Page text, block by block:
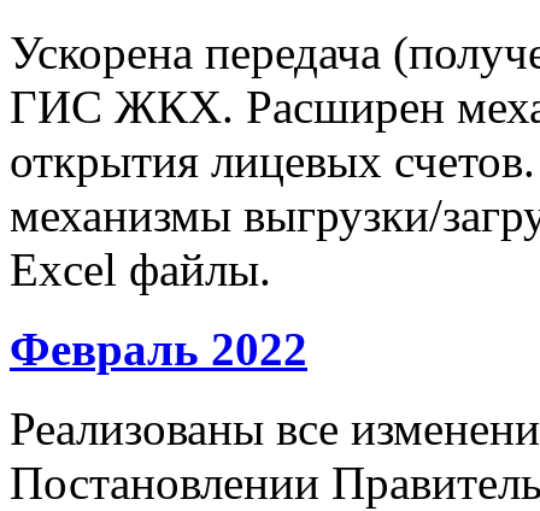
Ускорена передача
ГИС ЖКХ. Расширен
открытия лицевых
механизмы выгрузки/
Excel файлы.
Февраль 2022
Реализованы все
Постановлении